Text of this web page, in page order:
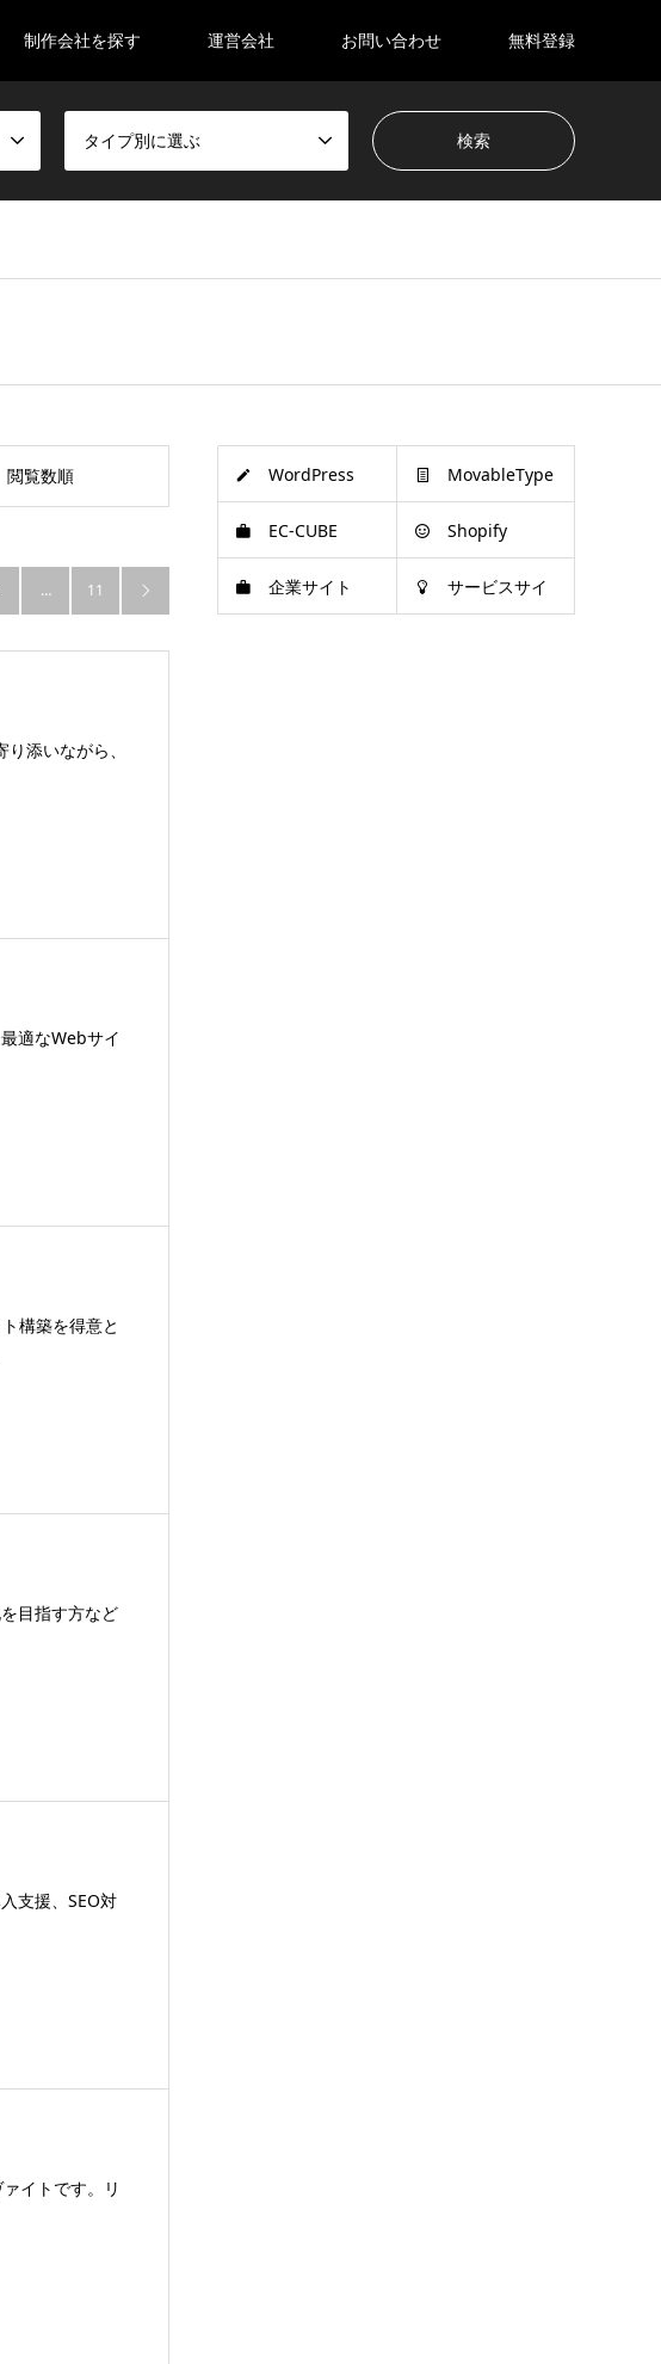
制作会社を探す 運営会社 お問い合わせ 無料登録
タイプ別に選ぶ
閲覧数順
… 11 
添いながら、
適なWebサイ
構築を得意と
目指す方など
支援、SEO対
イトです。リ
WordPress MovableType
EC-CUBE Shopify
企業サイト サービスサイ